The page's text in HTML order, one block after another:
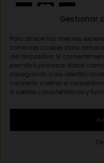
Gestionar
Para ofrecer las mejores
como las cookies para
del dispositivo. El
permitirá procesar datos
navegación o las
consentir o retirar el
a ciertas características y
Formas de pago
Aviso legal
Política de privacidad
Política de cookies
© 2026 Óptica visión
Registros de